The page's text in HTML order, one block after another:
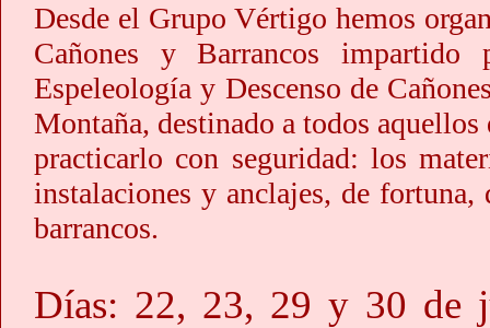
Desde el Grupo Vértigo hemos
Cañones y Barrancos
Espeleología y Descenso de
Montaña, destinado a todos
practicarlo con seguridad: los
instalaciones y anclajes, de
barrancos.
Días: 22, 23, 29 y 30 de